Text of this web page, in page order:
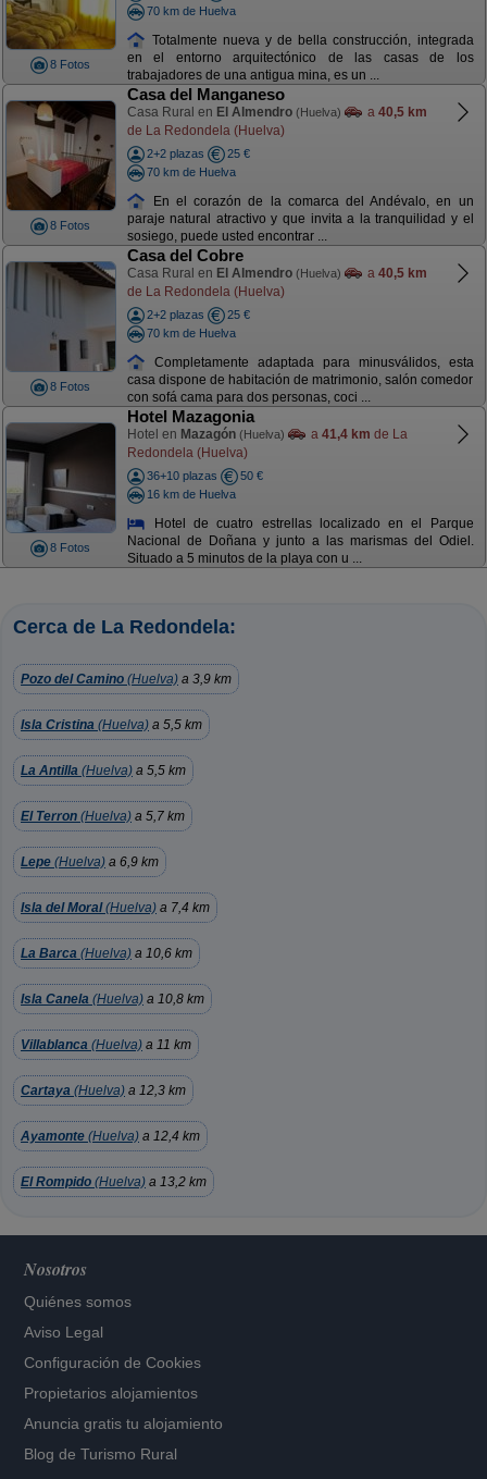
8 Fotos
70 km de Huelva
Totalmente nueva y de bella construcción, integrada
en el entorno arquitectónico de las casas de los
trabajadores de una antigua mina, es un ...
8 Fotos
Casa del Manganeso
Casa Rural en El Almendro (Huelva) a 40,5 km
de La Redondela (Huelva)
2+2 plazas
25 €
70 km de Huelva
En el corazón de la comarca del Andévalo, en un
paraje natural atractivo y que invita a la tranquilidad y el
sosiego, puede usted encontrar ...
8 Fotos
Casa del Cobre
Casa Rural en El Almendro (Huelva) a 40,5 km
de La Redondela (Huelva)
2+2 plazas
25 €
70 km de Huelva
Completamente adaptada para minusválidos, esta
casa dispone de habitación de matrimonio, salón comedor
con sofá cama para dos personas, coci ...
8 Fotos
Hotel Mazagonia
Hotel en Mazagón (Huelva) a 41,4 km de La
Redondela (Huelva)
36+10 plazas
50 €
16 km de Huelva
Hotel de cuatro estrellas localizado en el Parque
Nacional de Doñana y junto a las marismas del Odiel.
Situado a 5 minutos de la playa con u ...
Cerca de La Redondela:
Pozo del Camino (Huelva) a 3,9 km
Isla Cristina (Huelva) a 5,5 km
La Antilla (Huelva) a 5,5 km
El Terron (Huelva) a 5,7 km
Lepe (Huelva) a 6,9 km
Isla del Moral(Huelva) a 7,4 km
La Barca (Huelva) a 10,6 km
Isla Canela (Huelva) a 10,8 km
Villablanca (Huelva) a 11 km
Cartaya (Huelva) a 12,3 km
Ayamonte (Huelva) a 12,4 km
El Rompido (Huelva) a 13,2 km
Nosotros
Quiénes somos
Aviso Legal
Configuración de Cookies
Propietarios alojamientos
Anuncia gratis tu alojamiento
Blog de Turismo Rural